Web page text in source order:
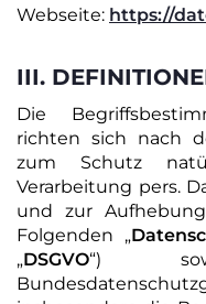
Webseite: https://
III.
Die
richten sich nach
zum Schutz
Verarbeitung pers.
und zur
Folgenden „
„DSGVO“)